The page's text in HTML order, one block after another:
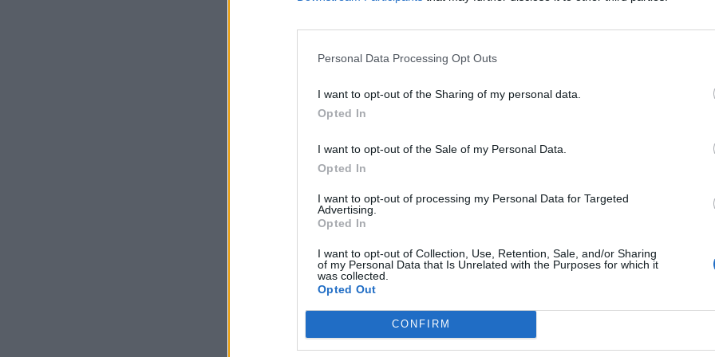
Personal Data Processing Opt Outs
I want to opt-out of the Sharing of my personal data.
Opted In
I want to opt-out of the Sale of my Personal Data.
Opted In
I want to opt-out of processing my Personal Data for Targeted
Advertising.
Opted In
I want to opt-out of Collection, Use, Retention, Sale, and/or Sharing
of my Personal Data that Is Unrelated with the Purposes for which it
was collected.
Opted Out
CONFIRM
KEDVES OLVASÓNK!
A keresett cikk a portfolio.hu hírarchívumához tartozik, melynek olvasása
regisztrációhoz kötött.
Az előfizetés a következőket tartalmazza:
Portfolio.hu teljes cikkarchívum
kötéslistái